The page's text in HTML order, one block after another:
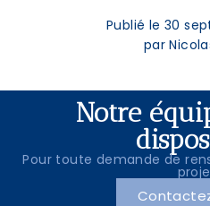
Publié le 30
par
Notre
Pour toute demande de